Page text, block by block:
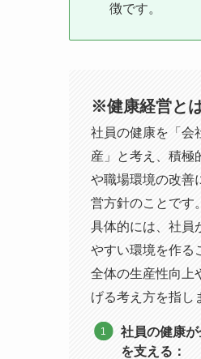
徴です。
※健康経営と
社員の健康を「会
産」と考え、積極
や職場環境の改善
営方針のことです。
具体的には、社員
やすい環境を作る
全体の生産性向上
げる考え方を指し
社員の健康
を支える：